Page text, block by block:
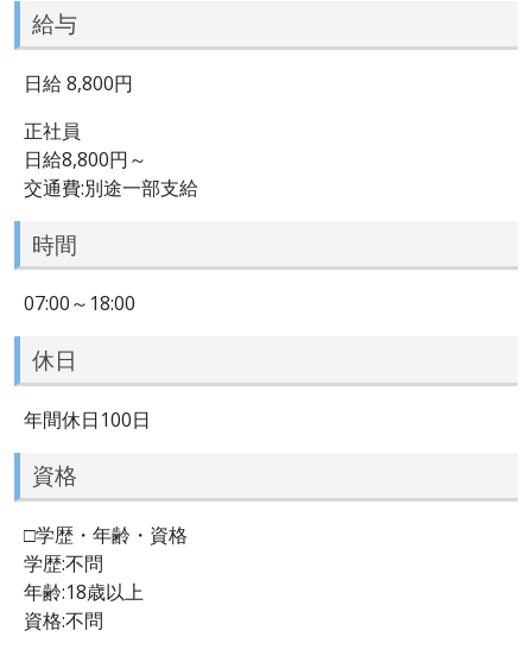
給与
日給 8,800円
正社員
日給8,800円～
交通費:別途一部支給
時間
07:00～18:00
休日
年間休日100日
資格
□学歴・年齢・資格
学歴:不問
年齢:18歳以上
資格:不問